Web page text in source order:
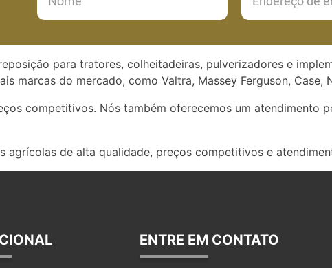
para tratores, colheitadeiras, pulverizadores e
marcas do mercado, como Valtra, Massey Ferguson,
competitivos. Nós também oferecemos um atendimento
agrícolas de alta qualidade, preços competitivos e
ENTRE EM CONTATO